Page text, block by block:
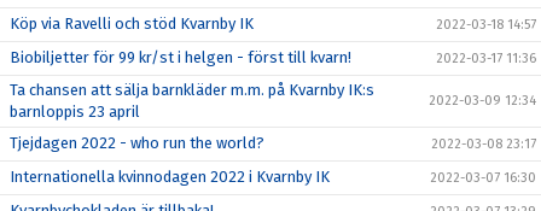
Köp via Ravelli och stöd Kvarnby IK 2022-03-18 14:57
Biobiljetter för 99 kr/st i helgen - först till kvarn! 2022-03-17 11:36
Ta chansen att sälja barnkläder m.m. på Kvarnby IK:s
barnloppis 23 april
2022-03-09 12:34
Tjejdagen 2022 - who run the world? 2022-03-08 23:17
Internationella kvinnodagen 2022 i Kvarnby IK 2022-03-07 16:30